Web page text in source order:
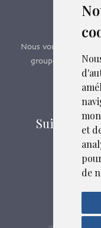
et
de
Nous vous
groupes de pairs -
Suivez-